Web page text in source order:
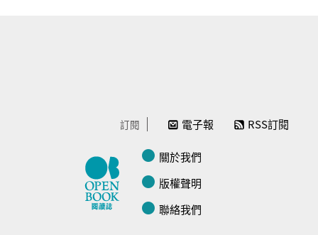
訂閱 電子報 RSS訂閱
關於我們
版權聲明
聯絡我們